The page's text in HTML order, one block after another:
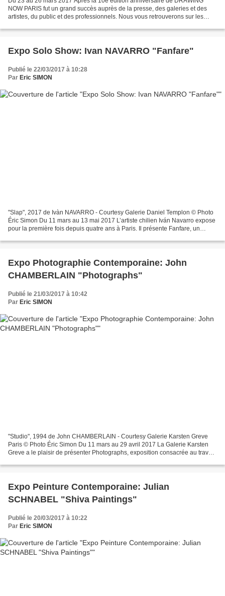
NOW PARIS fut un grand succès auprès de la presse, des galeries et des
artistes, du public et des professionnels. Nous vous retrouverons sur les
Expo Solo Show: Ivan NAVARRO "Fanfare"
Publié le 22/03/2017 à 10:28
Par Eric SIMON
"Slap", 2017 de Ivàn NAVARRO - Courtesy Galerie Daniel Templon © Photo
Éric Simon Du 11 mars au 13 mai 2017 L’artiste chilien Iván Navarro expose
pour la première fois depuis quatre ans à Paris. Il présente Fanfare, un
Expo Photographie Contemporaine: John
CHAMBERLAIN "Photographs"
Publié le 21/03/2017 à 10:42
Par Eric SIMON
"Studio", 1994 de John CHAMBERLAIN - Courtesy Galerie Karsten Greve
Paris © Photo Éric Simon Du 11 mars au 29 avril 2017 La Galerie Karsten
Greve a le plaisir de présenter Photographs, exposition consacrée au travail
Expo Peinture Contemporaine: Julian
SCHNABEL "Shiva Paintings"
Publié le 20/03/2017 à 10:22
Par Eric SIMON